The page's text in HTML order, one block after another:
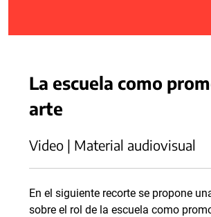
La escuela como
arte
Video | Material audiovisual
En el siguiente recorte se propone
sobre el rol de la escuela como